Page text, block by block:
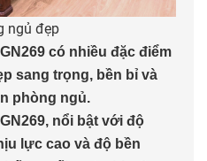
ngủ đẹp
có nhiều đặc điểm
sang trọng, bền bỉ và
phòng ngủ.
nổi bật với độ
lực cao và độ bền